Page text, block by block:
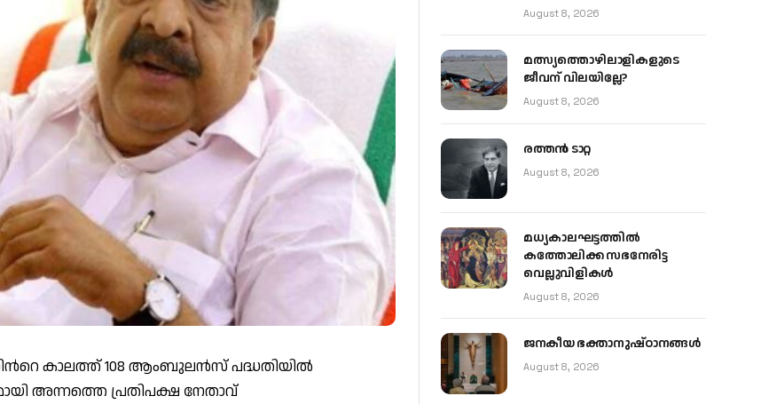
കാലത്ത് 108 ആംബുലന്‍സ് പദ്ധതിയില്‍
അന്നത്തെ പ്രതിപക്ഷ നേതാവ്
August 8, 2026
മത്സ്യത്തൊഴിലാളികളുടെ
ജീവന് വിലയില്ലേ?
August 8, 2026
രത്തന്‍ ടാറ്റ
August 8, 2026
മധ്യകാലഘട്ടത്തില്‍
കത്തോലിക്ക സഭനേരിട്ട
വെല്ലുവിളികള്‍
August 8, 2026
ജനകീയ ഭക്താനുഷ്ഠാനങ്ങള്‍
August 8, 2026